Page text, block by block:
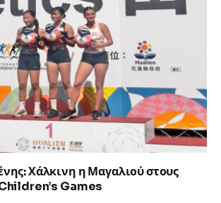
Χάλκινη η Μαγαλιού στους
Games